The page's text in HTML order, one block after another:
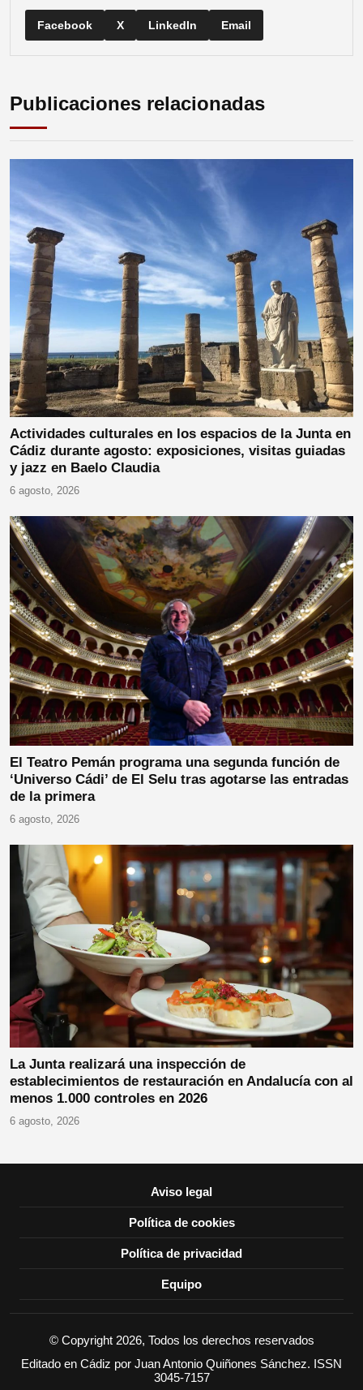
Facebook X LinkedIn Email
Publicaciones relacionadas
Actividades culturales en los espacios de la Junta en
Cádiz durante agosto: exposiciones, visitas guiadas
y jazz en Baelo Claudia
6 agosto, 2026
El Teatro Pemán programa una segunda función de
‘Universo Cádi’ de El Selu tras agotarse las entradas
de la primera
6 agosto, 2026
La Junta realizará una inspección de
establecimientos de restauración en Andalucía con al
menos 1.000 controles en 2026
6 agosto, 2026
Aviso legal
Política de cookies
Política de privacidad
Equipo
© Copyright 2026, Todos los derechos reservados
Editado en Cádiz por Juan Antonio Quiñones Sánchez. ISSN
3045-7157